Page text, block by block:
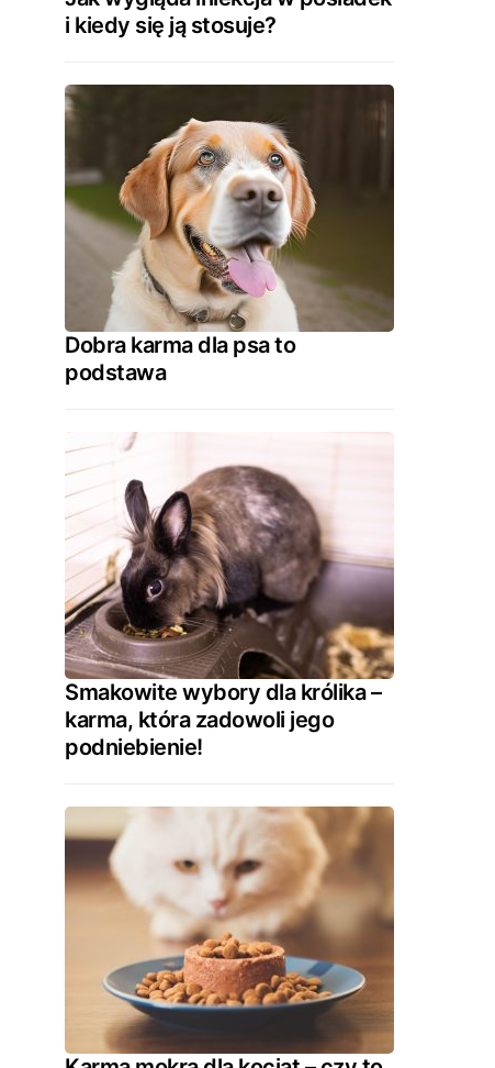
i kiedy się ją stosuje?
Dobra karma dla psa to
podstawa
Smakowite wybory dla królika –
karma, która zadowoli jego
podniebienie!